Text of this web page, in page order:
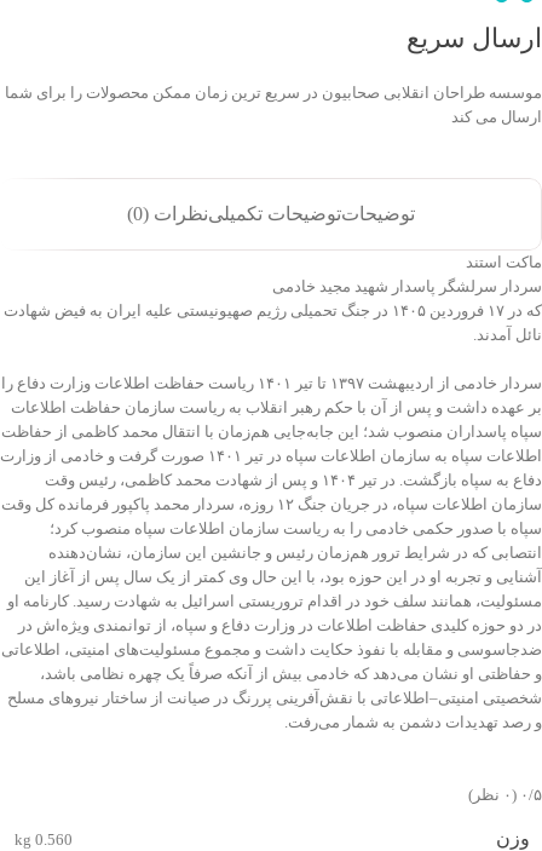
ارسال سریع
موسسه طراحان انقلابی صحابیون در سریع ترین زمان ممکن محصولات را برای شما
ارسال می کند
توضیحاتتوضیحات تکمیلینظرات (0)
ماکت استند
سردار سرلشگر پاسدار شهید مجید خادمی
که در ۱۷ فروردین ۱۴۰۵ در جنگ تحمیلی رژیم صهیونیستی علیه ایران به فیض شهادت
نائل آمدند.
سردار خادمی از اردیبهشت ۱۳۹۷ تا تیر ۱۴۰۱ ریاست حفاظت اطلاعات وزارت دفاع را
بر عهده داشت و پس از آن با حکم رهبر انقلاب به ریاست سازمان حفاظت اطلاعات
سپاه پاسداران منصوب شد؛ این جابه‌جایی هم‌زمان با انتقال محمد کاظمی از حفاظت
اطلاعات سپاه به سازمان اطلاعات سپاه در تیر ۱۴۰۱ صورت گرفت و خادمی از وزارت
دفاع به سپاه بازگشت. در تیر ۱۴۰۴ و پس از شهادت محمد کاظمی، رئیس وقت
سازمان اطلاعات سپاه، در جریان جنگ ۱۲ روزه، سردار محمد پاکپور فرمانده کل وقت
سپاه با صدور حکمی خادمی را به ریاست سازمان اطلاعات سپاه منصوب کرد؛
انتصابی که در شرایط ترور هم‌زمان رئیس و جانشین این سازمان، نشان‌دهنده
آشنایی و تجربه او در این حوزه بود، با این حال وی کمتر از یک سال پس از آغاز این
مسئولیت، همانند سلف خود در اقدام تروریستی اسرائیل به شهادت رسید. کارنامه او
در دو حوزه کلیدی حفاظت اطلاعات در وزارت دفاع و سپاه، از توانمندی ویژه‌اش در
ضدجاسوسی و مقابله با نفوذ حکایت داشت و مجموع مسئولیت‌های امنیتی، اطلاعاتی
و حفاظتی او نشان می‌دهد که خادمی بیش از آنکه صرفاً یک چهره نظامی باشد،
شخصیتی امنیتی–اطلاعاتی با نقش‌آفرینی پررنگ در صیانت از ساختار نیروهای مسلح
و رصد تهدیدات دشمن به شمار می‌رفت.
‫۰/۵ ‫(۰ نظر)
وزن 0.560 kg